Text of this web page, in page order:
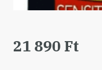
21 890 Ft